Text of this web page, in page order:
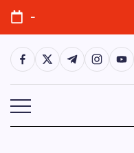
Skip
content
-
https://https://twitter.com/
https://t.me/
https://